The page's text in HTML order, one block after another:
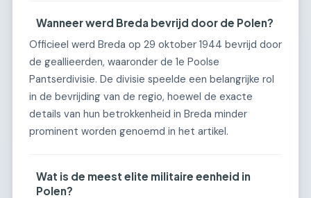
Wanneer werd Breda bevrijd door de Polen?
Officieel werd Breda op 29 oktober 1944 bevrijd door
de geallieerden, waaronder de 1e Poolse
Pantserdivisie. De divisie speelde een belangrijke rol
in de bevrijding van de regio, hoewel de exacte
details van hun betrokkenheid in Breda minder
prominent worden genoemd in het artikel.
Wat is de meest elite militaire eenheid in
Polen?